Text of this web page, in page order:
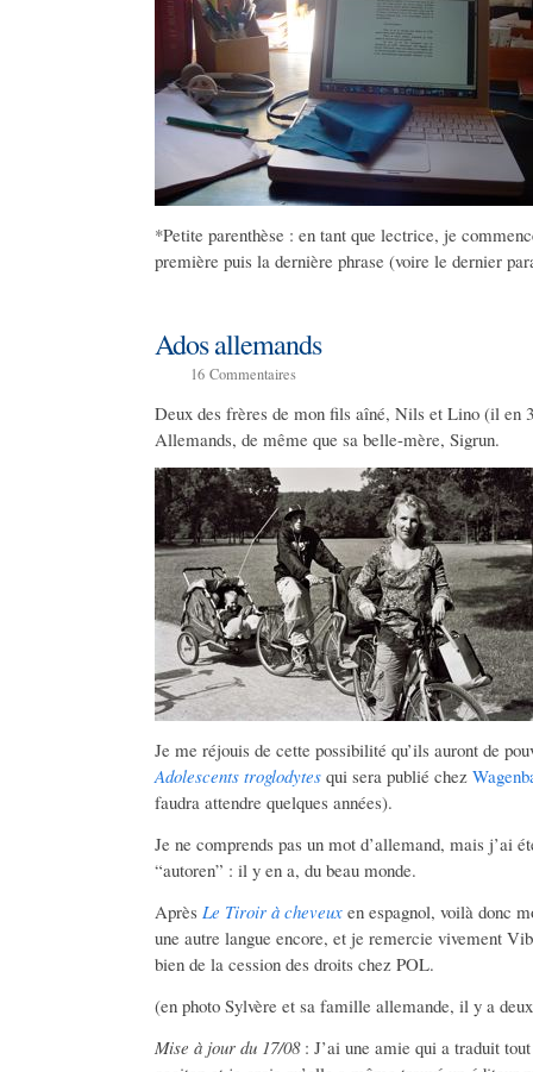
*Petite parenthèse : en tant que lectrice, je
première puis la dernière phrase (voire le dernier
Ados allemands
16 Commentaires
Deux des frères de mon fils aîné, Nils et Lino (il en
Allemands, de même que sa belle-mère, Sigrun.
Je me réjouis de cette possibilité qu’ils auront de
Adolescents troglodytes qui sera publié chez
faudra attendre quelques années).
Je ne comprends pas un mot d’allemand, mais j’ai
“autoren” : il y en a, du beau monde.
Après Le Tiroir à cheveux en espagnol, voilà donc
une autre langue encore, et je remercie vivement
bien de la cession des droits chez POL.
(en photo Sylvère et sa famille allemande, il y a
Mise à jour du 17/08: J’ai une amie qui a traduit